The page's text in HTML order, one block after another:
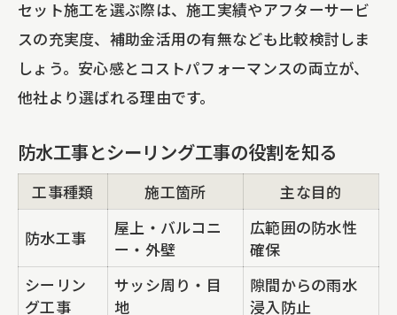
セット施工を選ぶ際は、施工実績やアフターサービ
スの充実度、補助金活用の有無なども比較検討しま
しょう。安心感とコストパフォーマンスの両立が、
他社より選ばれる理由です。
防水工事とシーリング工事の役割を知る
工事種類 施工箇所 主な目的
防水工事
屋上・バルコニ
ー・外壁
広範囲の防水性
確保
シーリン
グ工事
サッシ周り・目
地
隙間からの雨水
浸入防止